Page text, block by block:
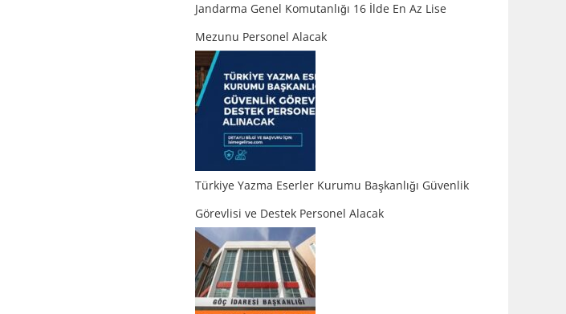
Jandarma Genel Komutanlığı 16 İlde En Az Lise
Mezunu Personel Alacak
Türkiye Yazma Eserler Kurumu Başkanlığı Güvenlik
Görevlisi ve Destek Personel Alacak